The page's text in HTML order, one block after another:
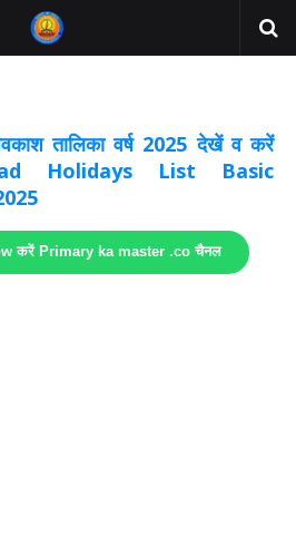
तालिका वर्ष 2025 देखें व करें
Holidays List Basic
करें Primary ka master .co चैनल